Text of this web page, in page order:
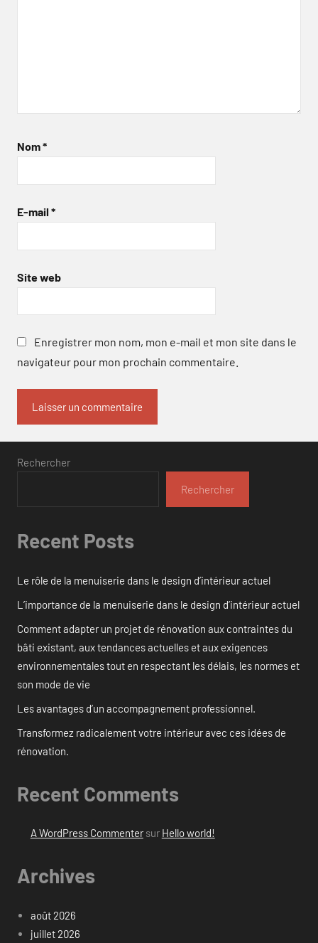
Nom*
E-mail *
Site web
Enregistrer mon nom, mon e-mail et mon site dans le
navigateur pour mon prochain commentaire.
Rechercher
Rechercher
Recent Posts
Le rôle de la menuiserie dans le design d’intérieur actuel
L’importance de la menuiserie dans le design d’intérieur actuel
Comment adapter un projet de rénovation aux contraintes du
bâti existant, aux tendances actuelles et aux exigences
environnementales tout en respectant les délais, les normes et
son mode de vie
Les avantages d’un accompagnement professionnel.
Transformez radicalement votre intérieur avec ces idées de
rénovation.
Recent Comments
A WordPress Commentersur Hello world!
Archives
août 2026
juillet 2026